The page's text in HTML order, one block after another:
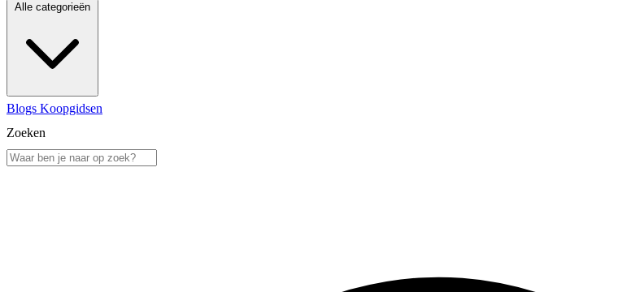
Alle categorieën
Blogs Koopgidsen
Zoeken